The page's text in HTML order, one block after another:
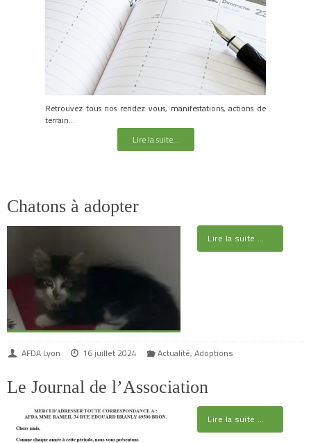
Retrouvez tous nos rendez vous, manifestations, actions de
terrain...
Lire la suite...
Chatons à adopter
Lire la suite …
AFDA Lyon 16 juillet 2024 Actualité, Adoptions
Le Journal de l’Association
Lire la suite …